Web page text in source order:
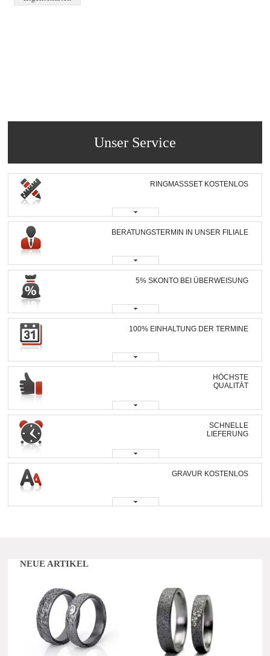
Unser Service
RINGMASSSET KOSTENLOS
BERATUNGSTERMIN IN UNSER FILIALE
5% SKONTO BEI ÜBERWEISUNG
100% EINHALTUNG DER TERMINE
HÖCHSTE
QUALITÄT
SCHNELLE
LIEFERUNG
GRAVUR KOSTENLOS
NEUE ARTIKEL